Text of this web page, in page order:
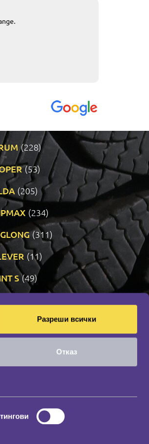
Разреши всички
Отказ
(228)
(53)
(205)
(234)
(311)
(11)
S (49)
(471)